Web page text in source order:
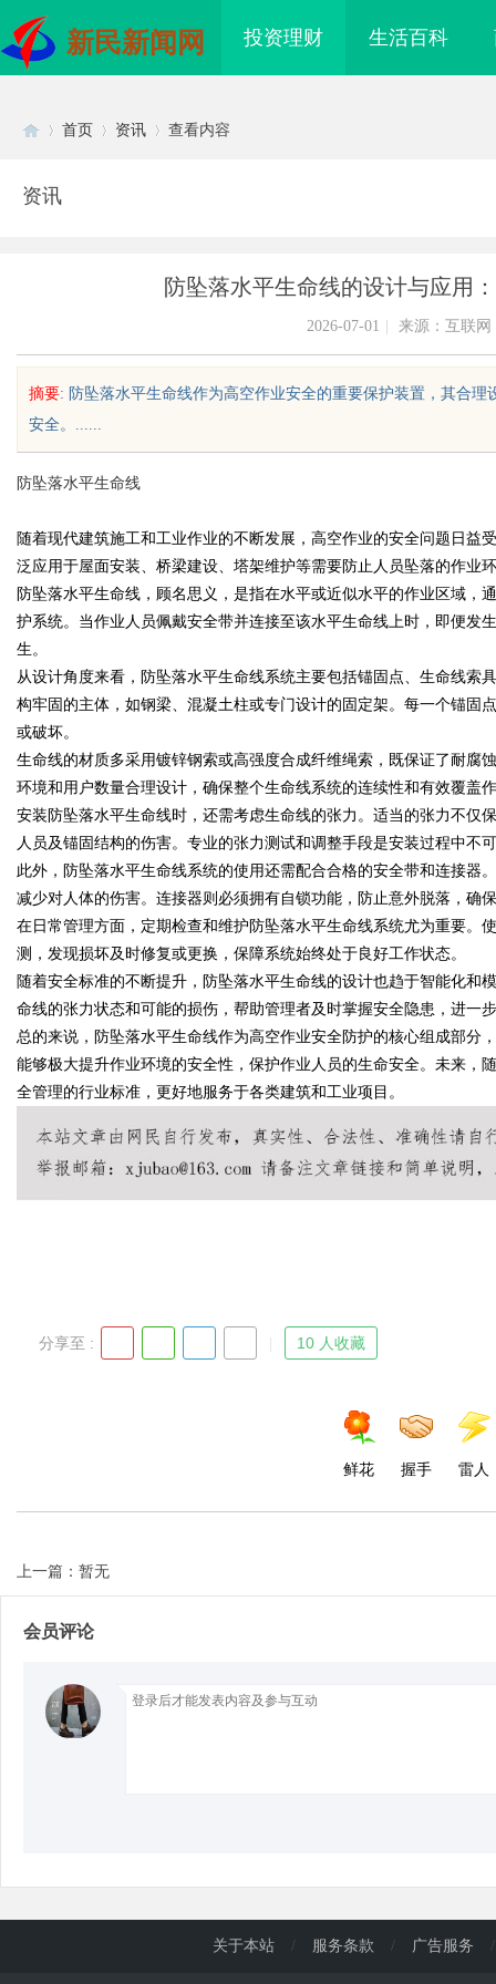
新民新闻网 投资理财 生活百科
uz
!
Bo
首页 资讯 查看内容
资讯
防坠落水平生命线的设计与应用
2026-07-01 来源：互联网
摘要: 防坠落水平生命线作为高空作业安全的重要保护装置，其合
安全。......
防坠落水平生命线
随着现代建筑施工和工业作业的不断发展，高空作业的安全问题日益
泛应用于屋面安装、桥梁建设、塔架维护等需要防止人员坠落的作业
防坠落水平生命线，顾名思义，是指在水平或近似水平的作业区域，
护系统。当作业人员佩戴安全带并连接至该水平生命线上时，即便发
生。
从设计角度来看，防坠落水平生命线系统主要包括锚固点、生命线索
构牢固的主体，如钢梁、混凝土柱或专门设计的固定架。每一个锚固
或破坏。
生命线的材质多采用镀锌钢索或高强度合成纤维绳索，既保证了耐腐
环境和用户数量合理设计，确保整个生命线系统的连续性和有效覆盖
安装防坠落水平生命线时，还需考虑生命线的张力。适当的张力不仅
人员及锚固结构的伤害。专业的张力测试和调整手段是安装过程中不
此外，防坠落水平生命线系统的使用还需配合合格的安全带和连接器
减少对人体的伤害。连接器则必须拥有自锁功能，防止意外脱落，确
在日常管理方面，定期检查和维护防坠落水平生命线系统尤为重要。
测，发现损坏及时修复或更换，保障系统始终处于良好工作状态。
随着安全标准的不断提升，防坠落水平生命线的设计也趋于智能化和
命线的张力状态和可能的损伤，帮助管理者及时掌握安全隐患，进一
总的来说，防坠落水平生命线作为高空作业安全防护的核心组成部分
能够极大提升作业环境的安全性，保护作业人员的生命安全。未来，
全管理的行业标准，更好地服务于各类建筑和工业项目。
分享至 : 10 人收藏
鲜花 握手 雷人
上一篇：暂无
会员评论
”为什么隔壁店铺没
他免费派单？ 传统中小企业怎么靠GEO让AI
荐你？
关于本站 / 服务条款 / 广告服务 /